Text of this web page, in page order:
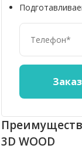
3D WOOD